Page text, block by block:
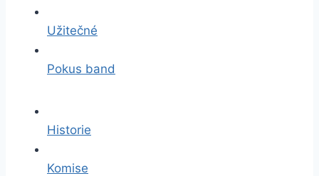
Užitečné
Pokus band
Historie
Komise